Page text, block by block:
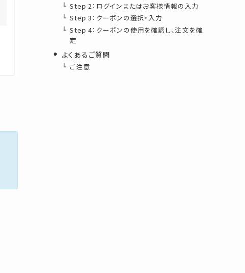
Step 2：ログインまたはお客様情報の入力
Step 3：クーポンの選択・入力
Step 4：クーポンの使用を確認し、注文を確
定
よくあるご質問
ご注意